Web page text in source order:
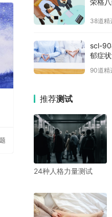
38道精
scl-90
郁症状
90道精
推荐测试
24种人格力量测试